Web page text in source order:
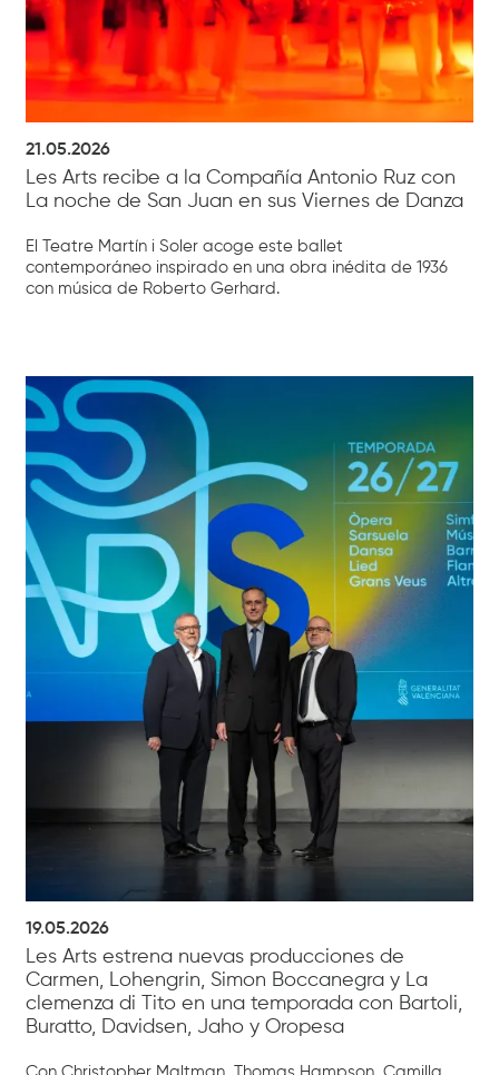
21.05.2026
Les Arts recibe a la Compañía Antonio Ruz con
La noche de San Juan en sus Viernes de Danza
El Teatre Martín i Soler acoge este ballet
contemporáneo inspirado en una obra inédita de 1936
con música de Roberto Gerhard.
19.05.2026
Les Arts estrena nuevas producciones de
Carmen, Lohengrin, Simon Boccanegra y La
clemenza di Tito en una temporada con Bartoli,
Buratto, Davidsen, Jaho y Oropesa